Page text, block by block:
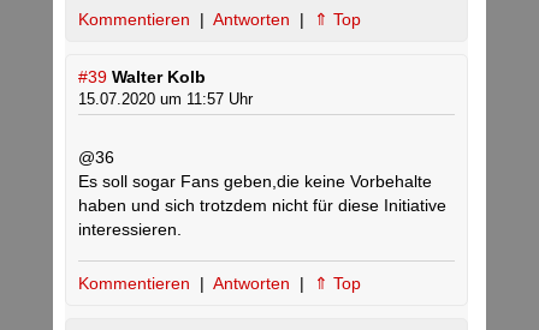
Kommentieren | Antworten | ⇑ Top
#39 Walter Kolb
15.07.2020 um 11:57 Uhr
@36
Es soll sogar Fans geben,die keine Vorbehalte
haben und sich trotzdem nicht für diese Initiative
interessieren.
Kommentieren | Antworten | ⇑ Top